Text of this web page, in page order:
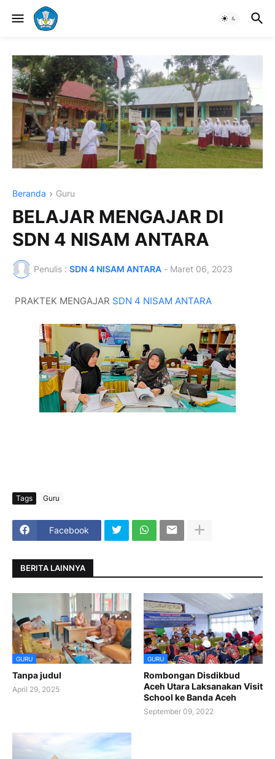
Beranda Guru
BELAJAR MENGAJAR DI
SDN 4 NISAM ANTARA
Penulis : SDN 4 NISAM ANTARA - Maret 06, 2023
PRAKTEK MENGAJAR SDN 4 NISAM ANTARA
Tags Guru
Facebook
BERITA LAINNYA
GURU
Tanpa judul
April 29, 2025
GURU
Rombongan Disdikbud
Aceh Utara Laksanakan Visit
School ke Banda Aceh
September 09, 2022